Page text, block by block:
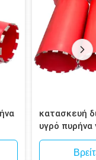
κατασκευή
υγρό
τοιχοποιία,